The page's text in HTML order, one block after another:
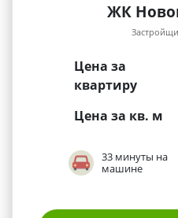
ЖК
Цена за
квартиру
Цена за кв. м
33 минуты на
машине